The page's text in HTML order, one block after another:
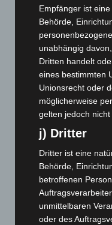
Juli 2023(118)
(142)
Mai 2023(139)
April 2023(155)
März 2023
(174)
Februar 2023(154)
Januar 2023(140)
Dezember 2022(130)
November 2022(167)
Oktober 2022
September 2022(205)
August 2022(166)
Empfänger ist
Behörde,
unabhängig
Dritten handelt
eines bestimmten
Unionsrecht oder
möglicherweise
gelten jedoch
j) Dritter
Dritter ist eine
Behörde,
betroffenen
unmittelbaren
oder des